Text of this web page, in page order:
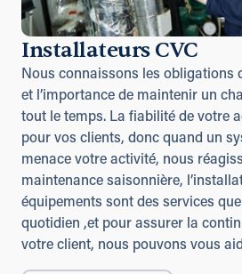
Installateurs CVC
Nous connaissons les obligations
et l’importance de maintenir un
tout le temps. La fiabilité de votre
pour vos clients, donc quand un
menace votre activité, nous
maintenance saisonnière,
équipements sont des services
quotidien ,et pour assurer la
votre client, nous pouvons vous